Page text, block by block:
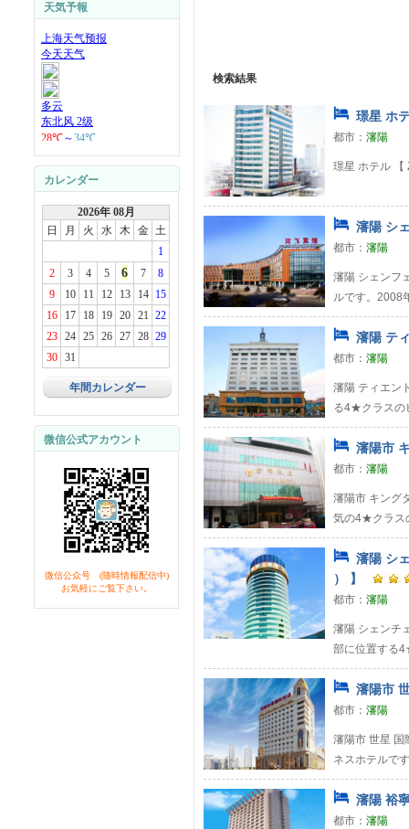
天気予報
カレンダー
2026年 08月
日
月 火 水 木 金 土
1
2
3 4 5 6 7
8
9
10 11 12 13 14
15
16
17 18 19 20 21 22
23
24 25 26 27 28 29
30
31
年間カレンダー
微信公式アカウント
微信公众号 (随時情報配信中)
お気軽にご覧下さい。
検索結果
璟星 ホ
都市： 瀋陽
璟星 ホテル 【
瀋陽 シ
都市： 瀋陽
瀋陽 シェンフ
ルです。2008
瀋陽 テ
都市： 瀋陽
瀋陽 ティエン
る4★クラスの
瀋陽市
都市： 瀋陽
瀋陽市 キング
気の4★クラス
瀋陽 シ
） 】
都市： 瀋陽
瀋陽 シェンチ
部に位置する
瀋陽市
都市： 瀋陽
瀋陽市 世星 国
ネスホテルで
瀋陽 裕
都市： 瀋陽